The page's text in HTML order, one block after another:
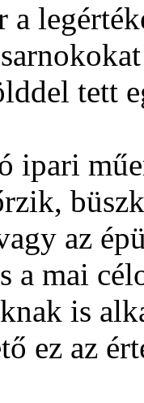
a
tett
ipari
az
a mai
is
ez az